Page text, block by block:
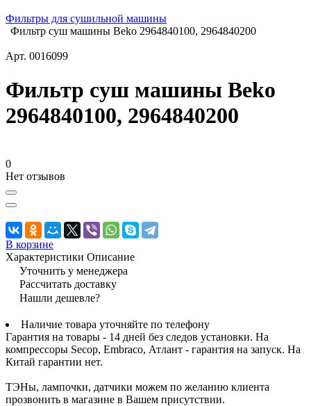
Фильтры для сушильной машины
Фильтр суш машины Beko 2964840100, 2964840200
Арт. 0016099
Фильтр суш машины Beko
2964840100, 2964840200
0
Нет отзывов
В корзине
Характеристики Описание
Уточнить у менеджера
Рассчитать доставку
Нашли дешевле?
Наличие товара уточняйте по телефону
Гарантия на товары - 14 дней без следов установки. На
компрессоры Secop, Embraco, Атлант - гарантия на запуск. На
Китай гарантии нет.
ТЭНы, лампочки, датчики можем по желанию клиента
прозвонить в магазине в Вашем присутствии.